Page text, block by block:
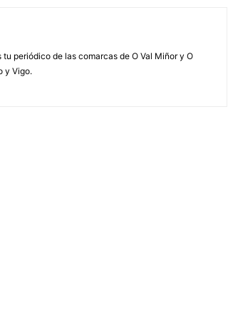
periódico de las comarcas de O Val Miñor y O
y Vigo.